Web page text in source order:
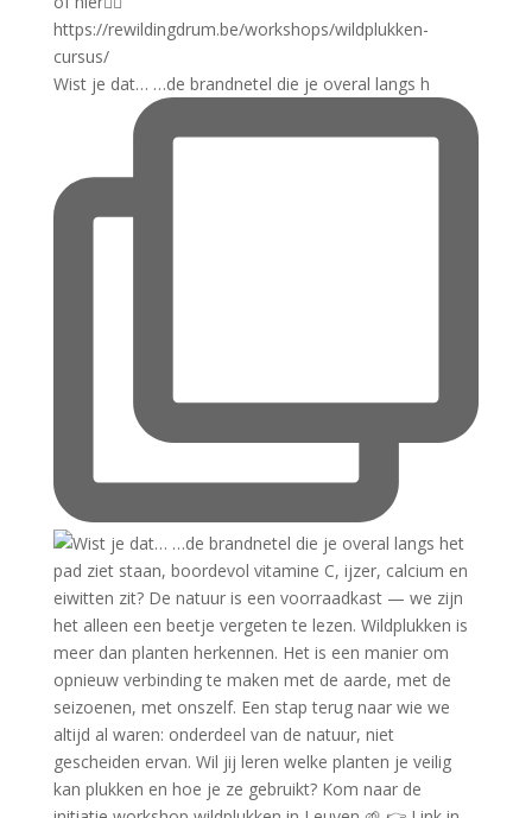
Wist je dat… …de brandnetel die je overal langs h